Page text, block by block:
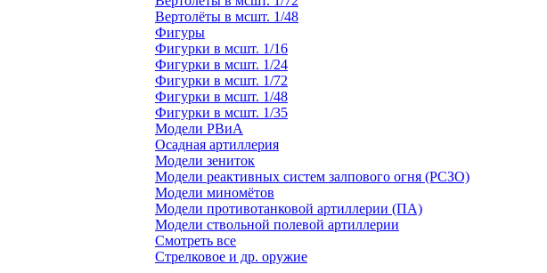
Вертолёты в мсшт. 1/48
Фигуры
Фигурки в мсшт. 1/16
Фигурки в мсшт. 1/24
Фигурки в мсшт. 1/72
Фигурки в мсшт. 1/48
Фигурки в мсшт. 1/35
Модели РВиА
Осадная артиллерия
Модели зениток
Модели реактивных систем залпового огня (РСЗО)
Модели миномётов
Модели противотанковой артиллерии (ПА)
Модели ствольной полевой артиллерии
Смотреть все
Стрелковое и др. оружие